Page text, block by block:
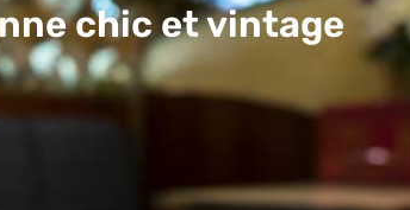
chic et vintage